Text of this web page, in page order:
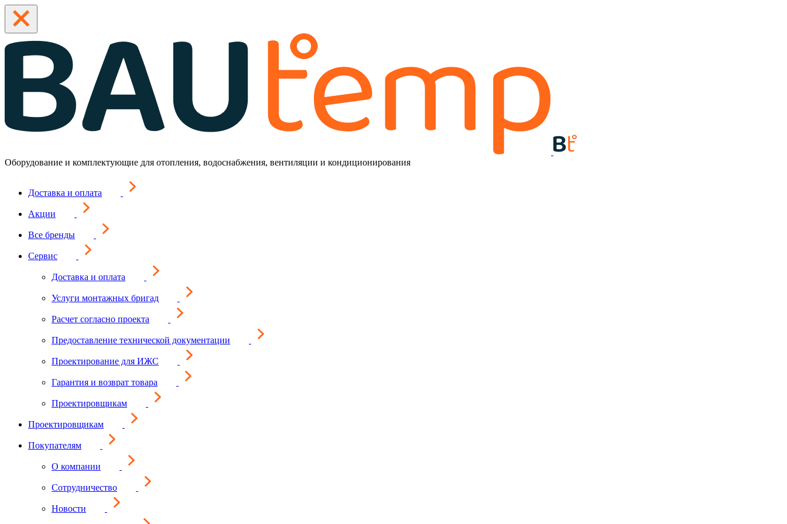
Оборудование и комплектующие для отопления, водоснабжения, вентиляции и кондиционирования
Доставка и оплата
Акции
Все бренды
Сервис
Доставка и оплата
Услуги монтажных бригад
Расчет согласно проекта
Предоставление технической документации
Проектирование для ИЖС
Гарантия и возврат товара
Проектировщикам
Проектировщикам
Покупателям
О компании
Сотрудничество
Новости